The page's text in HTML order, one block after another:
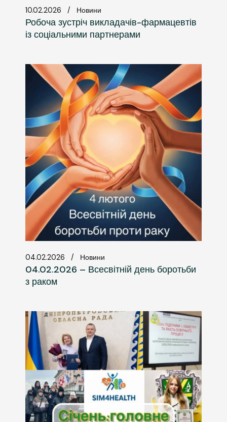
10.02.2026 Новини
Робоча зустріч викладачів-фармацевтів
із соціальними партнерами
04.02.2026 Новини
04.02.2026 – Всесвітній день боротьби
з раком